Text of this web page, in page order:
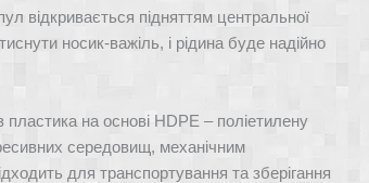
підняттям центральної
носик-важіль, і рідина буде надійно
на основі HDPE – поліетилену
середовищ, механічним
для транспортування та зберігання